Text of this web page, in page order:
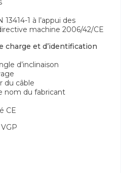
1 à l’appui des
machine 2006/42/CE
charge et d’identification
d’inclinaison
du câble
nom du fabricant
CE